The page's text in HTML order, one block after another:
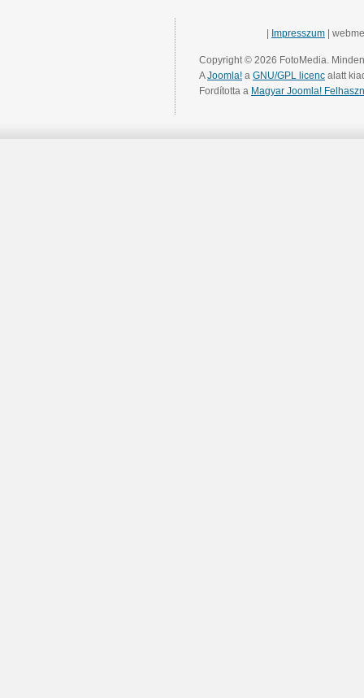
Impresszum |
Copyright © 2026 FotoMedia.
AJoomla! a GNU/GPL licenc alatt
Fordította a Magyar Joomla!